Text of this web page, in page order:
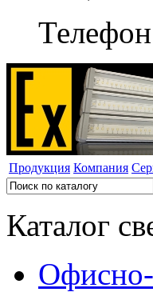
Телефон
Продукция Компания
Каталог
Офисно-